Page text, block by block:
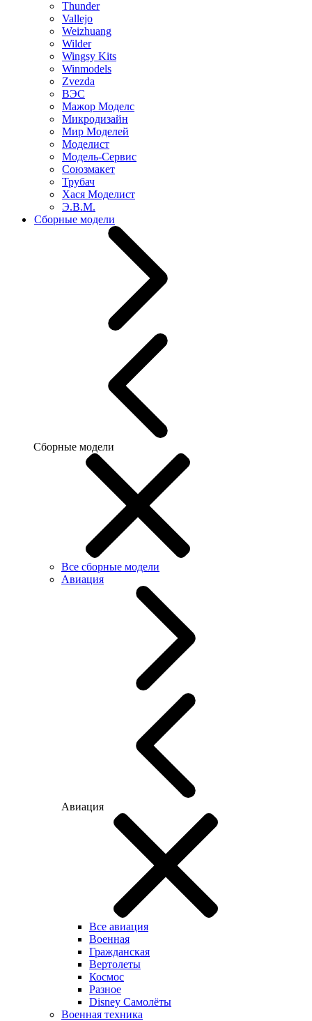
Thunder
Vallejo
Weizhuang
Wilder
Wingsy Kits
Winmodels
Zvezda
ВЭС
Мажор Моделс
Микродизайн
Мир Моделей
Моделист
Модель-Сервис
Союзмакет
Трубач
Хася Моделист
Э.В.М.
Сборные модели
Сборные модели
Все сборные модели
Авиация
Авиация
Все авиация
Военная
Гражданская
Вертолеты
Космос
Разное
Disney Самолёты
Военная техника